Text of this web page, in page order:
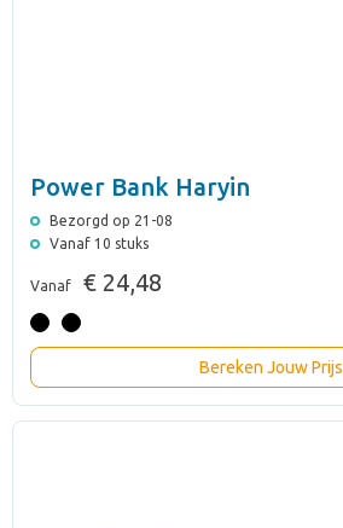
Power Bank Haryin
Bezorgd op 21-08
Vanaf 10 stuks
Vanaf € 24,48
Bereken Jouw Prijs